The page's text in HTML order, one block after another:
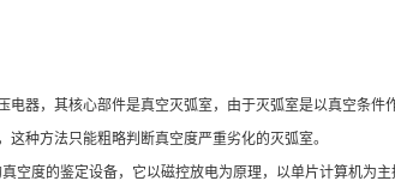
电器，其核心部件是真空灭弧室，由于灭弧室是以真空条
种方法只能粗略判断真空度严重劣化的灭弧室。
空度的鉴定设备，它以磁控放电为原理，以单片计算机为